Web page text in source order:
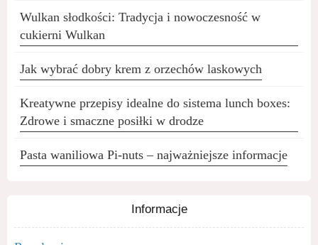
Wulkan słodkości: Tradycja i nowoczesność w
cukierni Wulkan
Jak wybrać dobry krem z orzechów laskowych
Kreatywne przepisy idealne do sistema lunch boxes:
Zdrowe i smaczne posiłki w drodze
Pasta waniliowa Pi-nuts – najważniejsze informacje
Informacje